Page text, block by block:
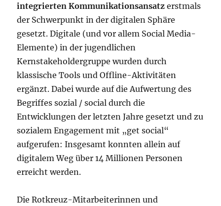
integrierten Kommunikationsansatz erstmals
der Schwerpunkt in der digitalen Sphäre
gesetzt. Digitale (und vor allem Social Media-
Elemente) in der jugendlichen
Kernstakeholdergruppe wurden durch
klassische Tools und Offline-Aktivitäten
ergänzt. Dabei wurde auf die Aufwertung des
Begriffes sozial / social durch die
Entwicklungen der letzten Jahre gesetzt und zu
sozialem Engagement mit „get social“
aufgerufen: Insgesamt konnten allein auf
digitalem Weg über 14 Millionen Personen
erreicht werden.
Die Rotkreuz-Mitarbeiterinnen und